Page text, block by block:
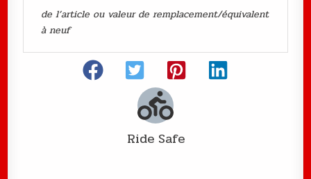
de l’article ou valeur de remplacement/équivalent
à neuf
Ride Safe